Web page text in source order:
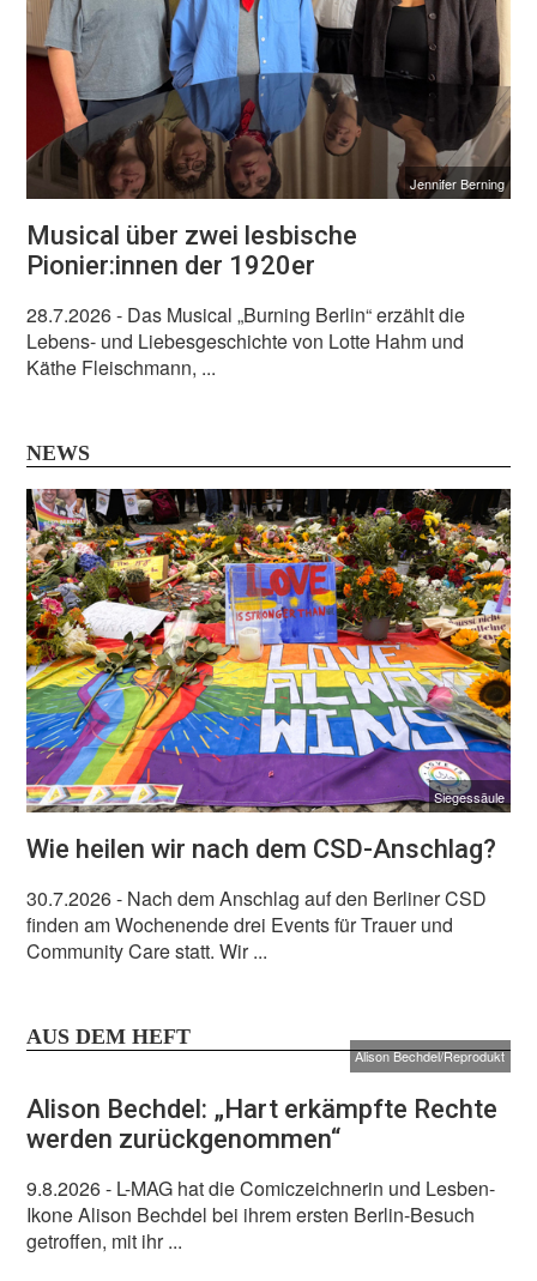
Jennifer Berning
Musical über zwei lesbische
Pionier:innen der 1920er
28.7.2026- Das Musical „Burning Berlin“ erzählt die
Lebens- und Liebesgeschichte von Lotte Hahm und
Käthe Fleischmann, ...
NEWS
Siegessäule
Wie heilen wir nach dem CSD-Anschlag?
30.7.2026- Nach dem Anschlag auf den Berliner CSD
finden am Wochenende drei Events für Trauer und
Community Care statt. Wir ...
AUS DEM HEFT
Alison Bechdel/Reprodukt
Alison Bechdel: „Hart erkämpfte Rechte
werden zurückgenommen“
9.8.2026- L-MAG hat die Comiczeichnerin und Lesben-
Ikone Alison Bechdel bei ihrem ersten Berlin-Besuch
getroffen, mit ihr ...